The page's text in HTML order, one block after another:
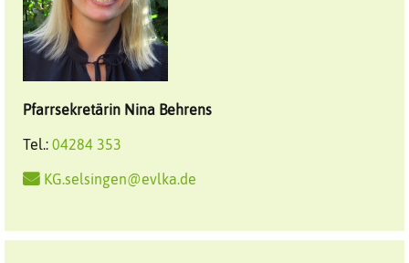
Pfarrsekretärin Nina Behrens
Tel.: 04284 353
KG.selsingen@evlka.de